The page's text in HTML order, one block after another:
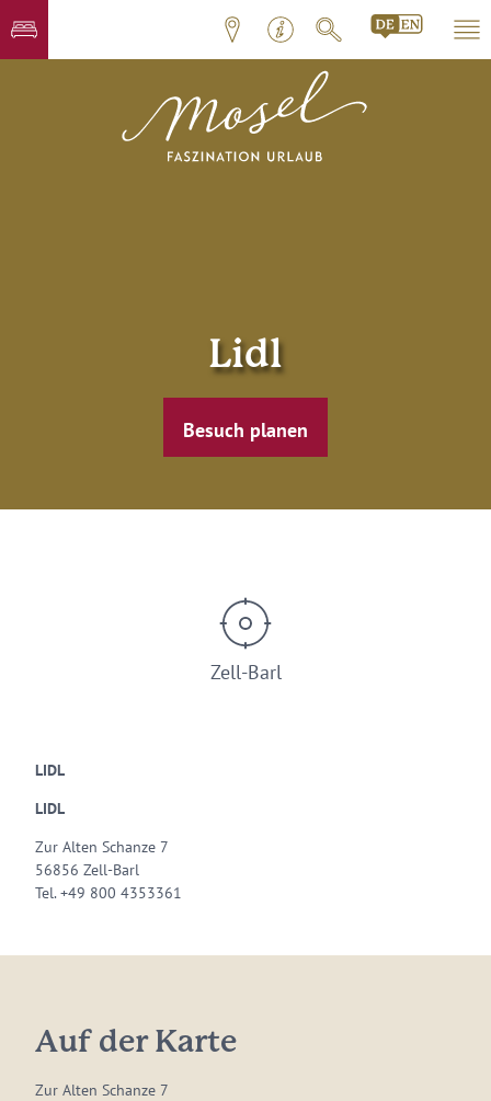
Lidl
Besuch planen
Zell-Barl
LIDL
LIDL
Zur Alten Schanze 7
56856 Zell-Barl
Tel. +49 800 4353361
Auf der Karte
Zur Alten Schanze 7